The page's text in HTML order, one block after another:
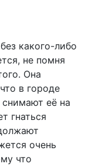
какого-либо
не помня
Она
в городе
её на
гнаться
очень
что